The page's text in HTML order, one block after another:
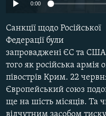
ВІДЕОУРОКИ «ELIFBE»
СВІДЧЕННЯ ОКУПАЦІЇ
УКРАЇНСЬКА ПРОБЛЕМА КРИМУ
ІНФОГРАФІКА
Qırımtatar
ДОЛУЧАЙСЯ!
Усі сайти RFE/RL
0:00
Санкції щодо Російської
Федерації були
запроваджені ЄС та США
того як російська армія
півострів Крим. 22
Європейський союз
ще на шість місяців. Та